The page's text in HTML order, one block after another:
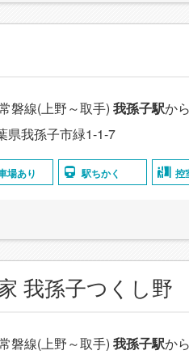
磐線(上野～取手) 我孫子駅から
県我孫子市緑1-1-7
場あり 駅ちかく 控
我孫子つくし野
磐線(上野～取手) 我孫子駅から